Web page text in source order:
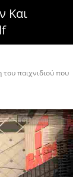
Και
του παιχνιδιού που